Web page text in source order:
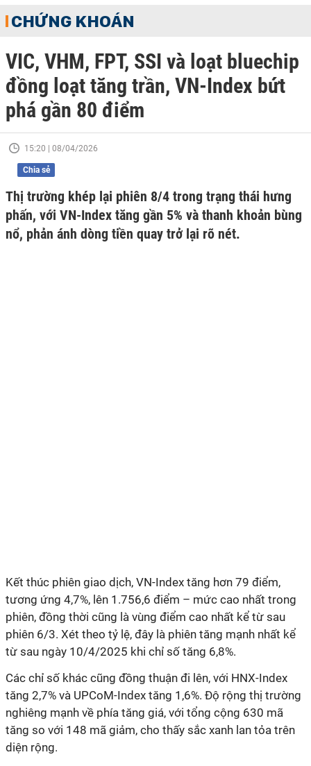
CHỨNG KHOÁN
VIC, VHM, FPT, SSI và loạt bluechip
đồng loạt tăng trần, VN-Index bứt
phá gần 80 điểm
15:20 | 08/04/2026
Chia sẻ
Thị trường khép lại phiên 8/4 trong trạng thái hưng
phấn, với VN-Index tăng gần 5% và thanh khoản bùng
nổ, phản ánh dòng tiền quay trở lại rõ nét.
Kết thúc phiên giao dịch, VN-Index tăng hơn 79 điểm,
tương ứng 4,7%, lên 1.756,6 điểm – mức cao nhất trong
phiên, đồng thời cũng là vùng điểm cao nhất kể từ sau
phiên 6/3. Xét theo tỷ lệ, đây là phiên tăng mạnh nhất kể
từ sau ngày 10/4/2025 khi chỉ số tăng 6,8%.
Các chỉ số khác cũng đồng thuận đi lên, với HNX-Index
tăng 2,7% và UPCoM-Index tăng 1,6%. Độ rộng thị trường
nghiêng mạnh về phía tăng giá, với tổng cộng 630 mã
tăng so với 148 mã giảm, cho thấy sắc xanh lan tỏa trên
diện rộng.